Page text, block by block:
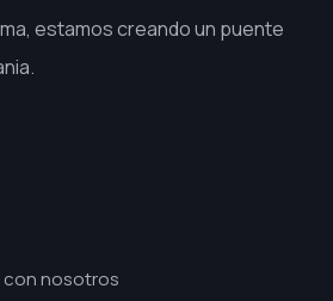
estamos creando un puente
nosotros